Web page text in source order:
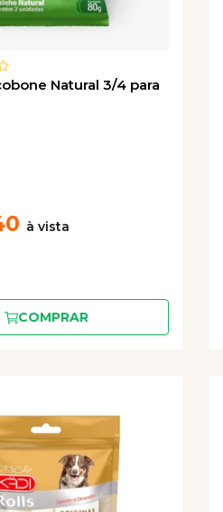
Natural 3/4 para
COMPRAR